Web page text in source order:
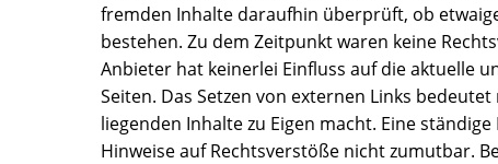
fremden Inhalte daraufhin überprüft, ob
bestehen. Zu dem Zeitpunkt waren keine
Anbieter hat keinerlei Einfluss auf die aktuelle
Seiten. Das Setzen von externen Links
liegenden Inhalte zu Eigen macht. Eine
Hinweise auf Rechtsverstöße nicht zumutbar.